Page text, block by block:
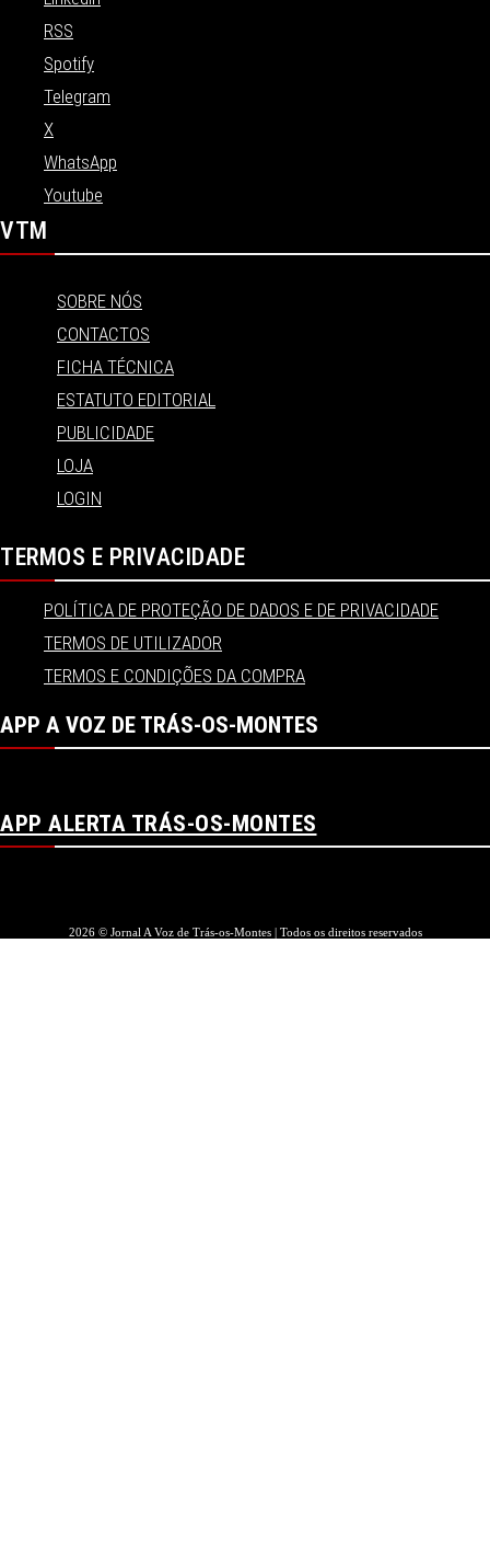
RSS
Spotify
Telegram
X
WhatsApp
Youtube
VTM
SOBRE NÓS
CONTACTOS
FICHA TÉCNICA
ESTATUTO EDITORIAL
PUBLICIDADE
LOJA
LOGIN
TERMOS E PRIVACIDADE
POLÍTICA DE PROTEÇÃO DE DADOS E DE PRIVACIDADE
TERMOS DE UTILIZADOR
TERMOS E CONDIÇÕES DA COMPRA
APP A VOZ DE TRÁS-OS-MONTES
APP ALERTA TRÁS-OS-MONTES
2026 © Jornal A Voz de Trás-os-Montes | Todos os direitos reservados